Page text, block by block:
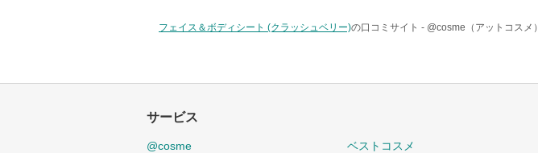
フェイス＆ボディシート (クラッシュベリー)の口コミサイト - @cosme（アットコスメ）
サービス
@cosme
ベストコスメ